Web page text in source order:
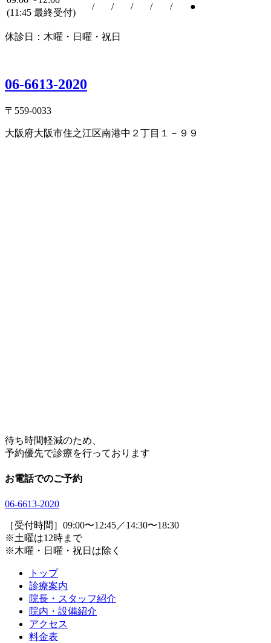
(11:45 最終受付)
/ / / / / ●
休診日：木曜・日曜・祝日
06-6613-2020
〒559-0033
大阪府大阪市住之江区南港中２丁目１－９９
待ち時間軽減のため、
予約優先で診療を行っております
お電話でのご予約
06-6613-2020
［受付時間］09:00〜12:45／14:30〜18:30
※土曜は12時まで
※木曜・日曜・祝日は除く
トップ
診療案内
院長・スタッフ紹介
院内・設備紹介
アクセス
料金表